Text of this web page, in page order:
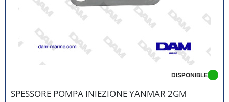
SPESSORE POMPA INIEZIONE YANMAR 2GM
DISPONIBLE